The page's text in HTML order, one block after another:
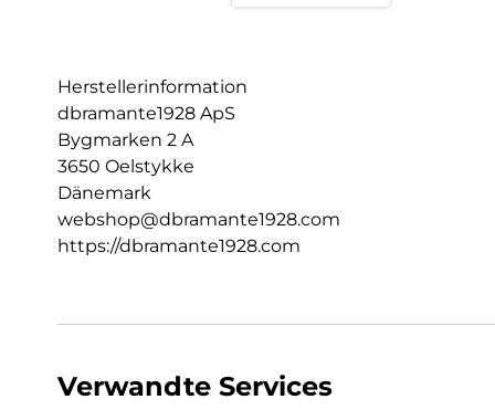
Herstellerinformation
dbramante1928 ApS
Bygmarken 2 A
3650 Oelstykke
Dänemark
webshop@dbramante1928.com
https://dbramante1928.com
Verwandte Services